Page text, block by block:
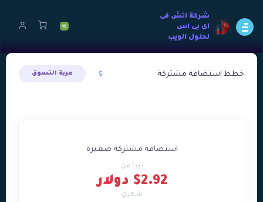
شركة اتش فى
اى بى اس
لحلول الويب
خطط استضافة مشتركة عربة التسوق
استضافة مشتركة صغيرة
يبدأ من
$2.92 دولار
شهري